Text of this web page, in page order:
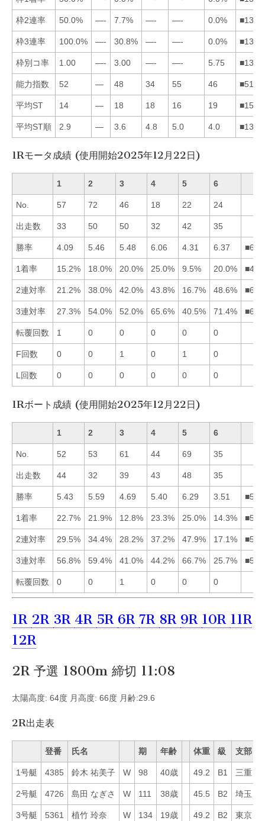
枠2連率 50.0% —- 7.7% —- —- 0.0%
枠3連率 100.0% —- 30.8% —- —- 0.0%
枠別コ率 1.00 —- 3.00 —- —- 5.75
能力指数 52 — 48 34 55 46
平均ST 14 — 18 18 16 19
平均ST順 2.9 — 3.6 4.8 5.0 4.0
1Rモータ成績 (使用開始2025年12月22日)
1 2 3 4 5 6
No. 57 72 46 18 22 24
出走数 33 50 50 32 42 35
勝率 4.09 5.46 5.48 6.06 4.31 6.37
1着率 15.2% 18.0% 20.0% 25.0% 9.5% 20.0%
2連対率 21.2% 38.0% 42.0% 43.8% 16.7% 48.6%
3連対率 27.3% 54.0% 52.0% 65.6% 40.5% 71.4%
転覆回数 1 0 0 0 0 0
F回数 0 0 1 0 1 0
L回数 0 0 0 0 0 0
1Rボート成績 (使用開始2025年12月22日)
1 2 3 4 5 6
No. 52 53 61 44 69 35
出走数 44 32 39 43 48 35
勝率 5.43 5.59 4.69 5.40 6.29 3.51
1着率 22.7% 21.9% 12.8% 23.3% 25.0% 14.3%
2連対率 29.5% 34.4% 28.2% 37.2% 47.9% 17.1%
3連対率 56.8% 59.4% 41.0% 44.2% 66.7% 25.7%
転覆回数 0 0 1 0 0 0
1R 2R 3R 4R 5R 6R 7R 8R 9R 10R 11R
12R
2R 予選 1800m 締切 11:08
太陽高度: 64度 月高度: 66度 月齢:29.6
2R出走表
登番 氏名 期 年齢 体重 級 支部
1号艇 4385 鈴木 祐美子 W 98 40歳 49.2 B1 三重
2号艇 4726 島田 なぎさ W 111 38歳 45.5 B2 埼玉
3号艇 5361 植竹 玲奈 W 134 19歳 49.2 B2 東京